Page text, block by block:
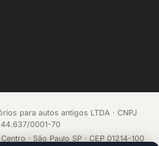
para autos antigos LTDA · CNPJ
0001-70
· São Paulo SP · CEP 01214-100